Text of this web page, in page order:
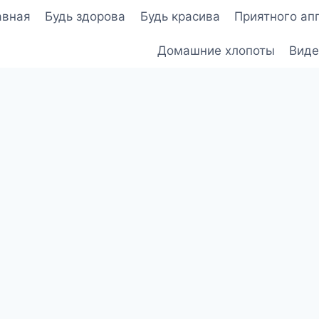
Будь здорова Будь красива Приятного
Домашние хлопоты